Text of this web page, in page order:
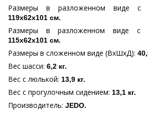
Размеры в разложенном виде с
119x62х101 см.
Размеры в разложенном виде с
115x62х101 см.
Размеры в сложенном виде (ВхШхД):
Вес шасси: 6,2 кг.
Вес с люлькой: 13,9 кг.
Вес с прогулочным сидением: 13,1 кг.
Производитель: JEDO.